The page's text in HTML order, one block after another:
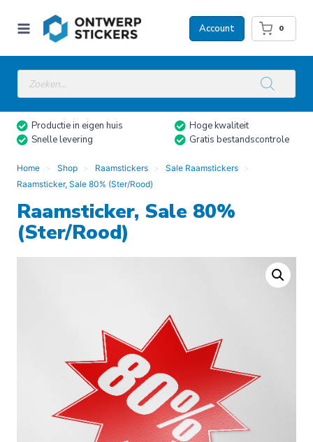
naar
Account 0
Producten
zoeken
Productie in eigen huis
Hoge kwaliteit
Snelle levering
Gratis bestandscontrole
Home Shop Raamstickers
Sale Raamstickers
Raamsticker, Sale 80% (Ster/Rood)
Raamsticker, Sale 80%
(Ster/Rood)